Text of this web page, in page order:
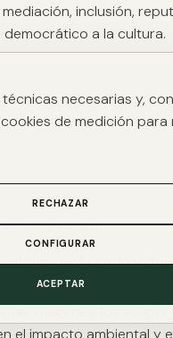
inclusión,
a la cultura.
2025·4 MIN
cómo medir y reducir el
las imágenes, los scripts
el impacto ambiental y
necesarias y,
de medición para
RECHAZAR
CONFIGURAR
ACEPTAR